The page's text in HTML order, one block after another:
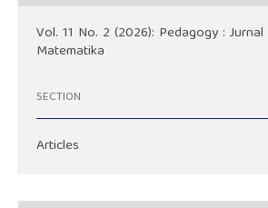
Vol. 11 No. 2 (2026): Pedagogy :
Matematika
SECTION
Articles